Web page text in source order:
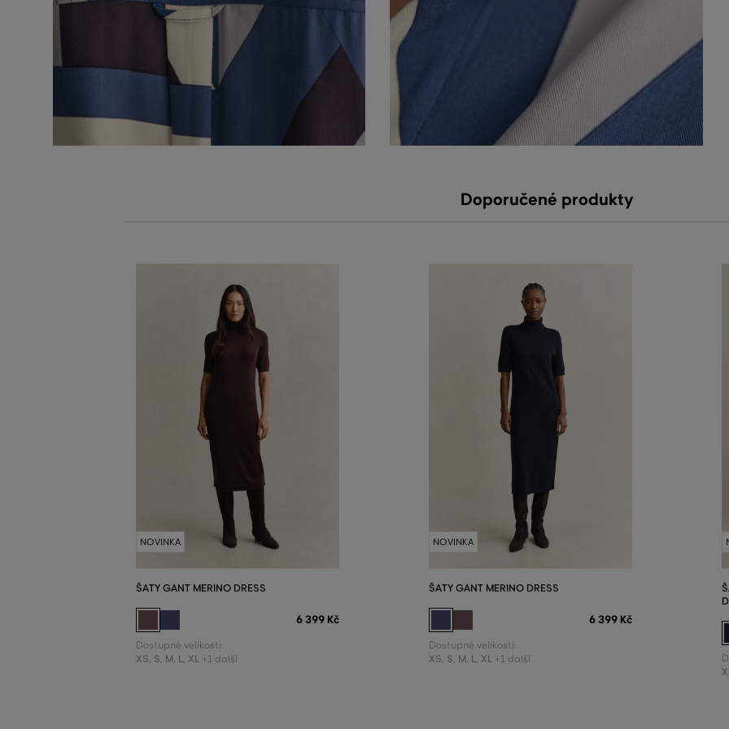
Doporučené produkty
NOVINKA
ŠATY GANT MERINO DRESS
6 399 Kč
Dostupné velikosti:
XS S M L XL +1 další
NOVINKA
ŠATY GANT MERINO DRESS
6 399 Kč
Dostupné velikosti:
XS S M L XL +1 další